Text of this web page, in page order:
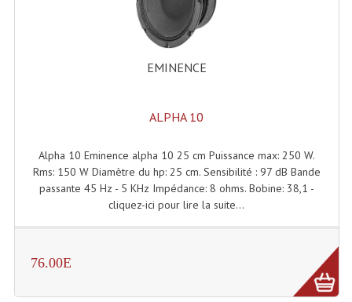
Flight Malettes Consoles T. Mixages
Flight-Case CDs Et Disques Vinyls
Malle Flight Multi-Usage
Meubles DJ
EMINENCE
ALPHA 10
Alpha 10 Eminence alpha 10 25 cm Puissance max: 250 W.
Rms: 150 W Diamètre du hp: 25 cm. Sensibilité : 97 dB Bande
passante 45 Hz - 5 KHz Impédance: 8 ohms. Bobine: 38,1 -
cliquez-ici pour lire la suite...
76.00E